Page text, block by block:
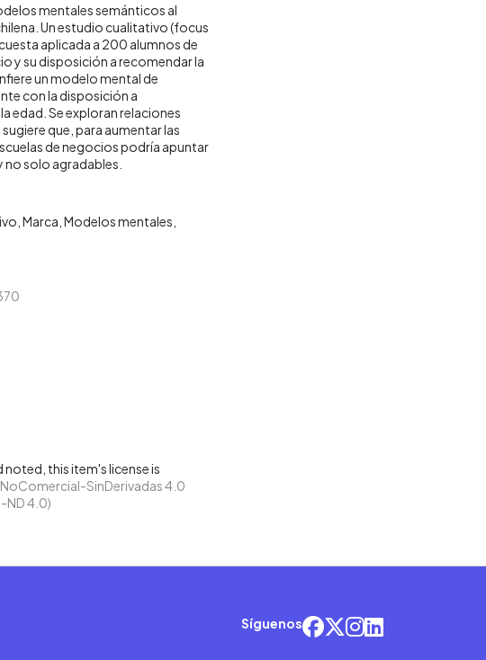
mentales semánticos al
Un estudio cualitativo (focus
aplicada a 200 alumnos de
y su disposición a recomendar la
un modelo mental de
con la disposición a
edad. Se exploran relaciones
que, para aumentar las
de negocios podría apuntar
solo agradables.
Marca Modelos mentales
this item's license is
SinDerivadas 4.0
ND 4.0)
Síguenos